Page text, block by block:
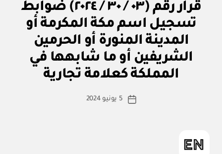
قرار رقم (٠٣ / ٣٠ / ٢٠٢٤) ضوابط
تسجيل اسم مكة المكرمة أو
المدينة المنورة أو الحرمين
الشريفين أو ما شابهها في
المملكة كعلامة تجارية
كاتب
بو
ا
س
ة
تاريخ
5 يونيو 2024